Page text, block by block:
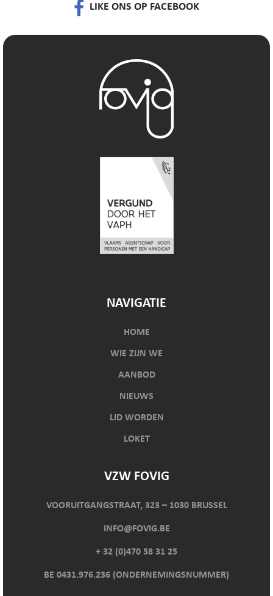
LIKE ONS OP FACEBOOK
NAVIGATIE
HOME
WIE ZIJN WE
AANBOD
NIEUWS
LID WORDEN
LOKET
VZW FOVIG
VOORUITGANGSTRAAT, 323 – 1030 BRUSSEL
INFO@FOVIG.BE
+ 32 (0)470 58 31 25
BE 0431.976.236 (ONDERNEMINGSNUMMER)